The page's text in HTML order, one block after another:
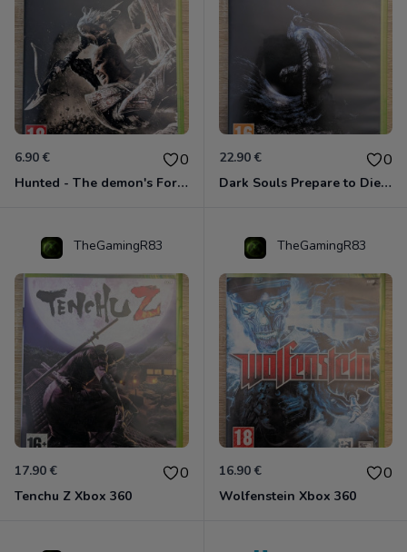
6.90 € 0
Hunted - The demon's Forge Xbox 360 (Complet CIB)
22.90 € 0
Dark Souls Prepare to Die Edition XBOX 360
TheGamingR83
17.90 € 0
Tenchu Z Xbox 360
TheGamingR83
16.90 € 0
Wolfenstein Xbox 360